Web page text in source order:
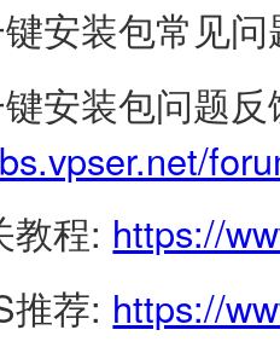
安装包常见
安装包问题
教程: https://
推荐: https://